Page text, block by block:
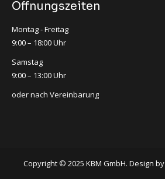
Öffnungszeiten
Montag - Freitag
9:00 – 18:00 Uhr
Samstag
9:00 – 13:00 Uhr
oder nach Vereinbarung
Copyright © 2025 KBM GmbH. Design by